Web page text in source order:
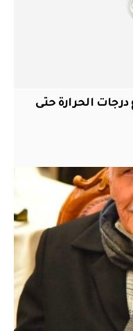
درجات الحرارة حتى